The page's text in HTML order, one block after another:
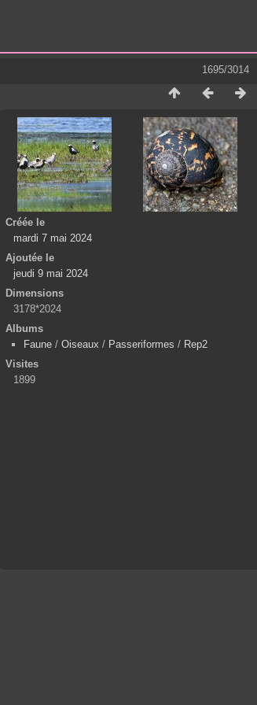
1695/3014
Créée le
mardi 7 mai 2024
Ajoutée le
jeudi 9 mai 2024
Dimensions
3178*2024
Albums
Faune / Oiseaux / Passeriformes / Rep2
Visites
1899